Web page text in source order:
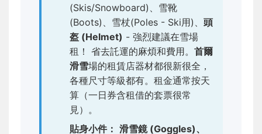
(Skis/Snowboard)、雪靴
(Boots)、雪杖(Poles - Ski用)、 頭
盔 (Helmet) - 強烈建議在雪場
租！ 省去託運的麻煩和費用。 首爾
滑雪場的租賃店器材都很新很全，
各種尺寸等級都有。租金通常按天
算（一日券含租借的套票很常
見）。
貼身小件： 滑雪鏡 (Goggles)、